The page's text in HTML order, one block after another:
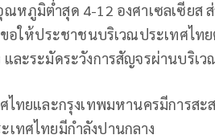
ณหภูมิต่ำสุด 4-12 องศาเซลเซีย
ขอให้ประชาชนบริเวณประเทศไ
ละระมัดระวังการสัญจรผ่านบริเ
ไทยและกรุงเทพมหานครมีการส
ทศไทยมีกำลังปานกลาง